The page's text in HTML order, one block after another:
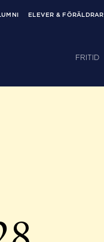
ELEVER & FÖRÄLDRAR
FRITID